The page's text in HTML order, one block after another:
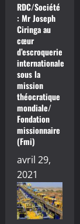
RDC/Société
: Mr Joseph
Ciringa au
cœur
d’escroquerie
internationale
sous la
mission
théocratique
mondiale/
Fondation
missionnaire
(Fmi)
avril 29,
2021